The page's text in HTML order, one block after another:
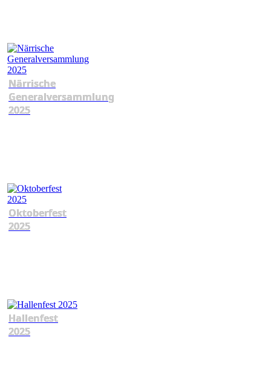
Närrische
Generalversammlung
2025
Oktoberfest
2025
Hallenfest
2025